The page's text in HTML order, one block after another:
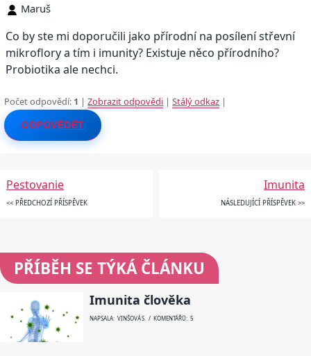
Maruš
Co by ste mi doporučili jako přírodní na posílení střevní
mikroflory a tím i imunity? Existuje něco přírodního?
Probiotika ale nechci.
Počet odpovědí: 1 |Zobrazit odpovědi |Stálý odkaz |
ODPOVĚDĚT
Pestovanie
<< PŘEDCHOZÍ PŘÍSPĚVEK
Imunita
NÁSLEDUJÍCÍ PŘÍSPĚVEK >>
PŘÍBĚH SE TÝKÁ ČLÁNKU
Imunita člověka
NAPSALA: VINŠOVÁ S. / KOMENTÁŘŮ: 5